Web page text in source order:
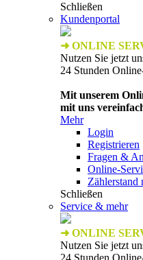
Schließen
Kundenportal
➜ ONLINE
Nutzen Sie jetzt
24 Stunden
Mit unserem
mit uns
Mehr
Login
Registrieren
Fragen &
Online-
Zählerstand
Schließen
Service & mehr
➜ ONLINE
Nutzen Sie jetzt
24 Stunden